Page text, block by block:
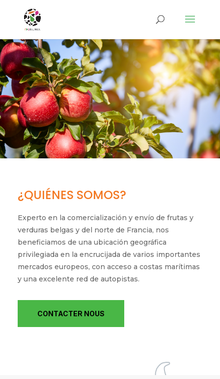
¿QUIÉNES SOMOS?
Experto en la comercialización y envío de frutas y
verduras belgas y del norte de Francia, nos
beneficiamos de una ubicación geográfica
privilegiada en la encrucijada de varios importantes
mercados europeos, con acceso a costas marítimas
y una excelente red de autopistas.
CONTACTER NOUS